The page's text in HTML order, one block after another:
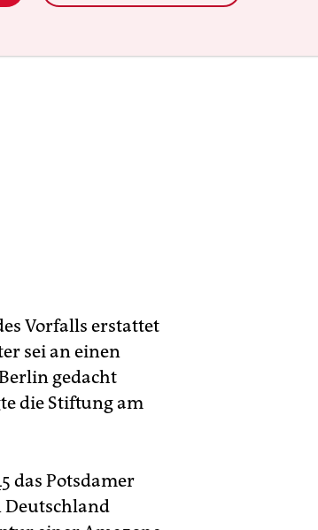
Vorfalls erstattet
sei an einen
gedacht
die Stiftung am
das Potsdamer
Deutschland